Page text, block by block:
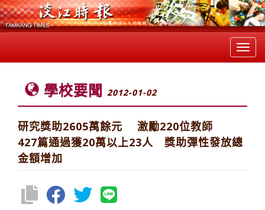
學校要聞 2012-01-02
研究獎助2605萬餘元 激勵220位教師
427篇通過獲20萬以上23人 獎助彈性發放總
金額增加